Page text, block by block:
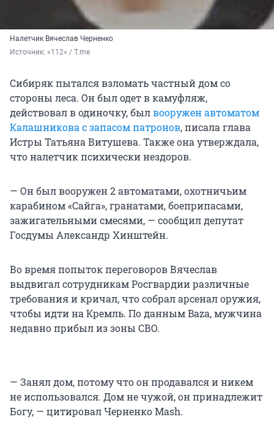
Налетчик Вячеслав Черненко
Источник: «112» / T.me
Сибиряк пытался взломать частный дом со
стороны леса. Он был одет в камуфляж,
действовал в одиночку, былвооружен автоматом
Калашникова с запасом патронов, писала глава
Истры Татьяна Витушева. Также она утверждала,
что налетчик психически нездоров.
— Он был вооружен 2 автоматами, охотничьим
карабином «Сайга», гранатами, боеприпасами,
зажигательными смесями, — сообщил депутат
Госдумы Александр Хинштейн.
Во время попыток переговоров Вячеслав
выдвигал сотрудникам Росгвардии различные
требования и кричал, что собрал арсенал оружия,
чтобы идти на Кремль. По данным Baza, мужчина
недавно прибыл из зоны СВО.
— Занял дом, потому что он продавался и никем
не использовался. Дом не чужой, он принадлежит
Богу, — цитировал Черненко Mash.